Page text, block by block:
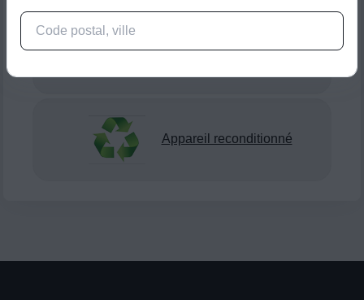
Objets connectés
Appareil reconditionné